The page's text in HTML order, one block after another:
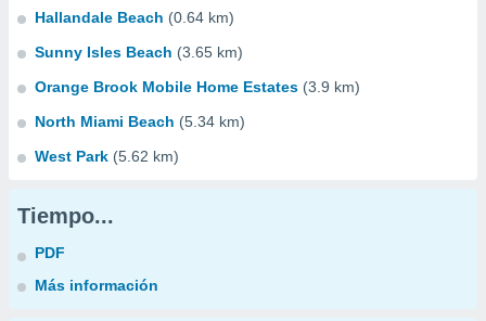
Hallandale Beach (0.64 km)
Sunny Isles Beach (3.65 km)
Orange Brook Mobile Home Estates (3.9 km)
North Miami Beach (5.34 km)
West Park (5.62 km)
Tiempo...
PDF
Más información